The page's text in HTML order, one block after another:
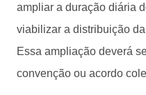
ampliar a duração diária
viabilizar a distribuição
Essa ampliação deverá
convenção ou acordo